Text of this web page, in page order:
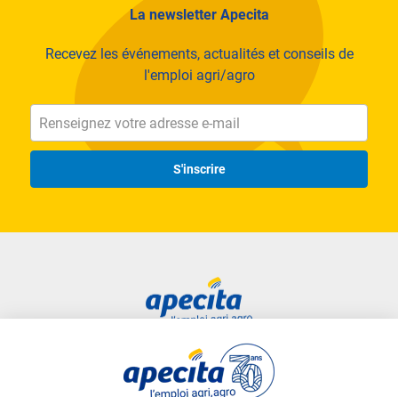
Nos expertises
Productions végétales
La newsletter Apecita
Recevez les événements, actualités et conseils de
l'emploi agri/agro
S'inscrire